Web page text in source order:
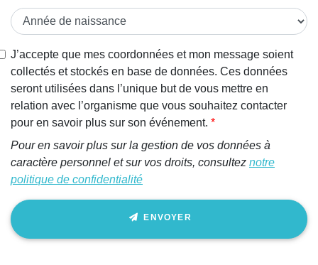
J’accepte que mes coordonnées et mon message soient
collectés et stockés en base de données. Ces données
seront utilisées dans l’unique but de vous mettre en
relation avec l’organisme que vous souhaitez contacter
pour en savoir plus sur son événement.
Pour en savoir plus sur la gestion de vos données à
caractère personnel et sur vos droits, consultez notre
politique de confidentialité
ENVOYER